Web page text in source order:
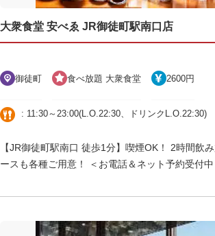
大衆食堂 安べゑ JR御徒町駅南口店
御徒町 食べ放題 大衆食堂 2600円
: 11:30～23:00(L.O.22:30、ドリンクL.O.22:30)
【JR御徒町駅南口 徒歩1分】喫煙OK！ 2時間飲
ースも各種ご用意！ ＜お電話＆ネット予約受付中